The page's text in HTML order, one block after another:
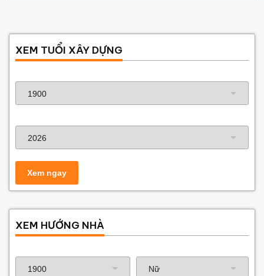
XEM TUỔI XÂY DỰNG
XEM HƯỚNG NHÀ